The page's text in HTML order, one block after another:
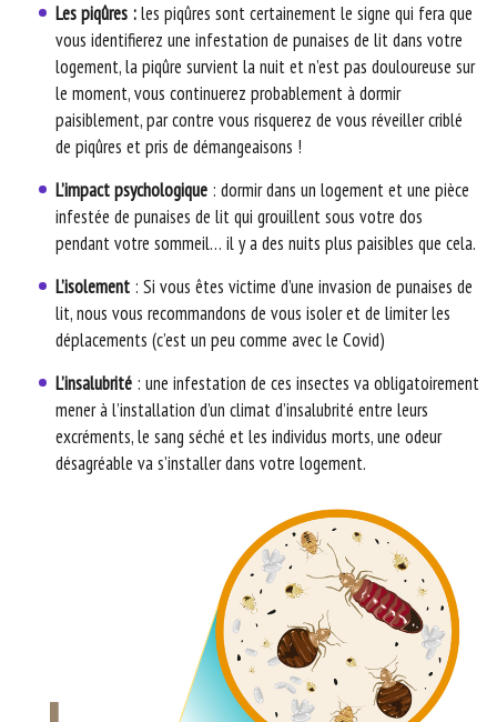
Les piqûres :les piqûres sont certainement le signe qui fera que
vous identifierez une infestation de punaises de lit dans votre
logement, la piqûre survient la nuit et n’est pas douloureuse sur
le moment, vous continuerez probablement à dormir
paisiblement, par contre vous risquerez de vous réveiller criblé
de piqûres et pris de démangeaisons !
L’impact psychologique : dormir dans un logement et une pièce
infestée de punaises de lit qui grouillent sous votre dos
pendant votre sommeil… il y a des nuits plus paisibles que cela.
L’isolement : Si vous êtes victime d’une invasion de punaises de
lit, nous vous recommandons de vous isoler et de limiter les
déplacements (c’est un peu comme avec le Covid)
L’insalubrité : une infestation de ces insectes va obligatoirement
mener à l’installation d’un climat d’insalubrité entre leurs
excréments, le sang séché et les individus morts, une odeur
désagréable va s’installer dans votre logement.